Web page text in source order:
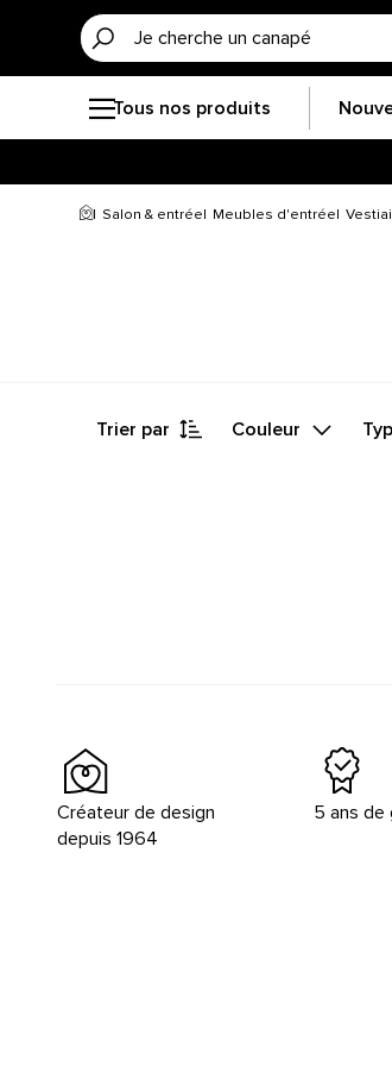
Tous nos produits
Salon & entrée Meubles d'entrée
Trier par Couleur
Créateur de design
depuis 1964
5 ans de